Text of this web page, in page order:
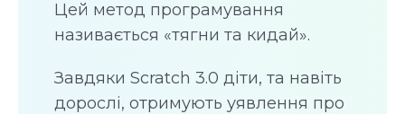
Цей метод програмування
називається «тягни та кидай».
Завдяки Scratch 3.0 діти, та навіть
дорослі, отримують уявлення про